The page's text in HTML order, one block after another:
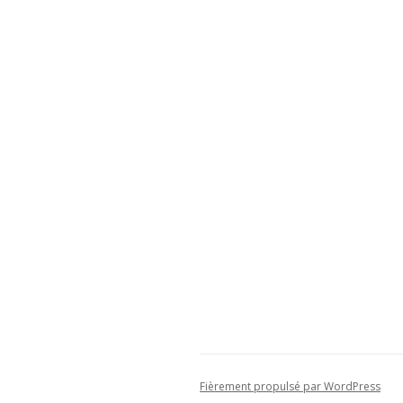
Fièrement propulsé par WordPress